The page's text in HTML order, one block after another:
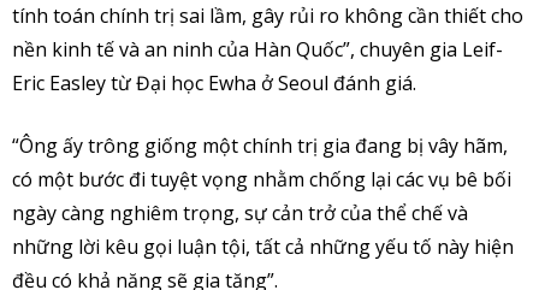
tính toán chính trị sai lầm, gây rủi ro không cần thiết cho
nền kinh tế và an ninh của Hàn Quốc”, chuyên gia Leif-
Eric Easley từ Đại học Ewha ở Seoul đánh giá.
“Ông ấy trông giống một chính trị gia đang bị vây hãm,
có một bước đi tuyệt vọng nhằm chống lại các vụ bê bối
ngày càng nghiêm trọng, sự cản trở của thể chế và
những lời kêu gọi luận tội, tất cả những yếu tố này hiện
đều có khả năng sẽ gia tăng”.